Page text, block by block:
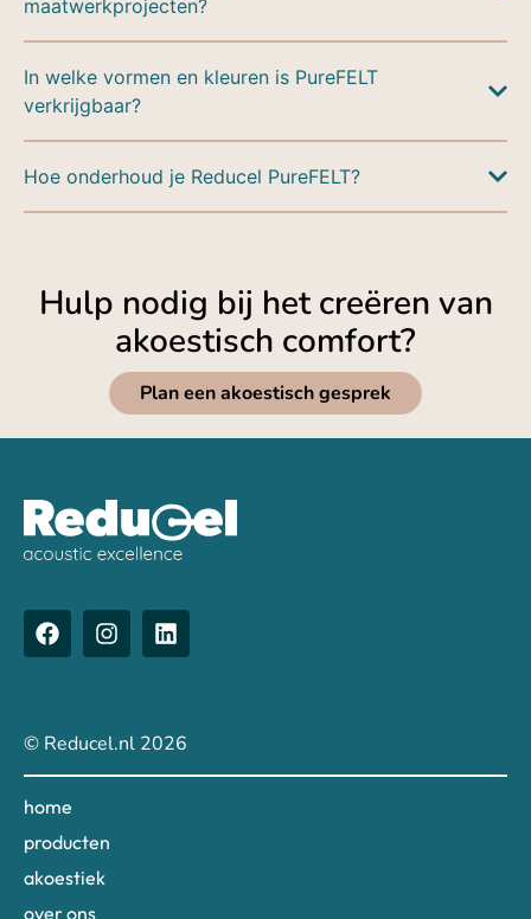
maatwerkprojecten?
In welke vormen en kleuren is PureFELT
verkrijgbaar?
Hoe onderhoud je Reducel PureFELT?
Hulp nodig bij het creëren van
akoestisch comfort?
Plan een akoestisch gesprek
© Reducel.nl 2026
home
producten
akoestiek
over ons